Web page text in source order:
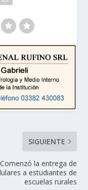
SIGUIENTE
Comenzó la entrega de
a estudiantes de
escuelas rurales